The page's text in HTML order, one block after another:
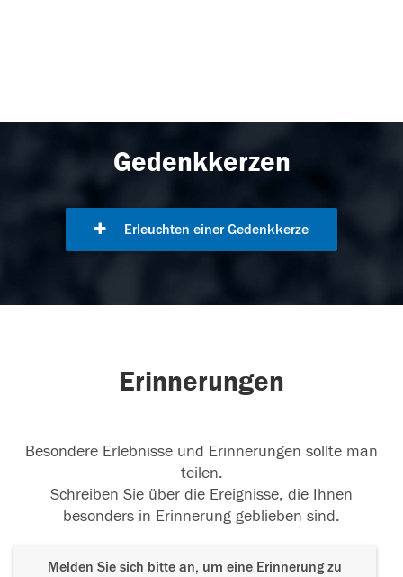
Gedenkkerzen
Erleuchten einer Gedenkkerze
Erinnerungen
Besondere Erlebnisse und Erinnerungen sollte man
teilen.
Schreiben Sie über die Ereignisse, die Ihnen
besonders in Erinnerung geblieben sind.
Melden Sie sich bitte an, um eine Erinnerung zu